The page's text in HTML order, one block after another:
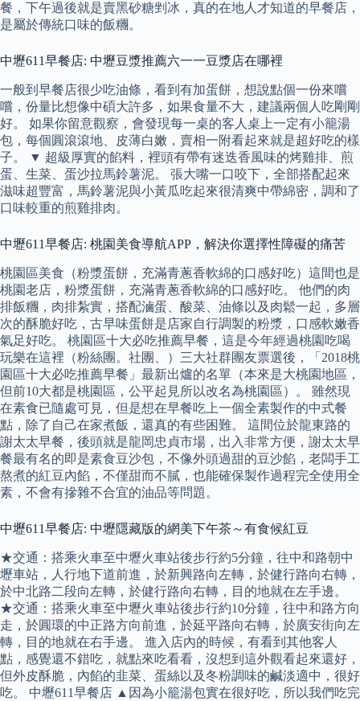
餐，下午過後就是賣黑砂糖剉冰，真的在地人才知道的早餐店，
是屬於傳統口味的飯糰。
中壢611早餐店: 中壢豆漿推薦六一一豆漿店在哪裡
一般到早餐店很少吃油條，看到有加蛋餅，想說點個一份來嚐
嚐，份量比想像中碩大許多，如果食量不大，建議兩個人吃剛剛
好。 如果你留意觀察，會發現每一桌的客人桌上一定有小籠湯
包，每個圓滾滾地、皮薄白嫩，賣相一附看起來就是超好吃的樣
子。 ▼ 超級厚實的餡料，裡頭有帶有迷迭香風味的烤雞排、煎
蛋、生菜、蛋沙拉馬鈴薯泥。 張大嘴一口咬下，全部搭配起來
滋味超豐富，馬鈴薯泥與小黃瓜吃起來很清爽中帶綿密，調和了
口味較重的煎雞排肉。
中壢611早餐店: 桃園美食導航APP，解決你選擇性障礙的痛苦
桃園區美食（粉漿蛋餅，充滿青蔥香軟綿的口感好吃）這間也是
桃園老店，粉漿蛋餅，充滿青蔥香軟綿的口感好吃。 他們的肉
排飯糰，肉排紮實，搭配滷蛋、酸菜、油條以及肉鬆一起，多層
次的酥脆好吃，古早味蛋餅是店家自行調製的粉漿，口感軟嫩香
氣足好吃。 桃園區十大必吃推薦早餐，這是今年經過桃園吃喝
玩樂在這裡（粉絲團。社團、）三大社群團友票選後，「2018桃
園區十大必吃推薦早餐」最新出爐的名單（本來是大桃園地區，
但前10大都是桃園區，公平起見所以改名為桃園區）。 雖然現
在素食已隨處可見，但是想在早餐吃上一個全素製作的中式餐
點，除了自己在家煮飯，還真的有些困難。 這間位於龍東路的
謝太太早餐，後頭就是龍岡忠貞市場，出入非常方便，謝太太早
餐最有名的即是素食豆沙包，不像外頭過甜的豆沙餡，老闆手工
熬煮的紅豆內餡，不僅甜而不膩，也能確保製作過程完全使用全
素，不會有摻雜不合宜的油品等問題。
中壢611早餐店: 中壢隱藏版的網美下午茶～有食候紅豆
★交通：搭乘火車至中壢火車站後步行約5分鐘，往中和路朝中
壢車站，人行地下道前進，於新興路向左轉，於健行路向右轉，
於中北路二段向左轉，於健行路向右轉，目的地就在左手邊。
★交通：搭乘火車至中壢火車站後步行約10分鐘，往中和路方向
走，於圓環的中正路方向前進，於延平路向右轉，於廣安街向左
轉，目的地就在右手邊。 進入店內的時候，有看到其他客人
點，感覺還不錯吃，就點來吃看看，沒想到這外觀看起來還好，
但外皮酥脆，內餡的韭菜、蛋絲以及冬粉調味的鹹淡適中，很好
吃。 中壢611早餐店 ▲因為小籠湯包實在很好吃，所以我們吃完